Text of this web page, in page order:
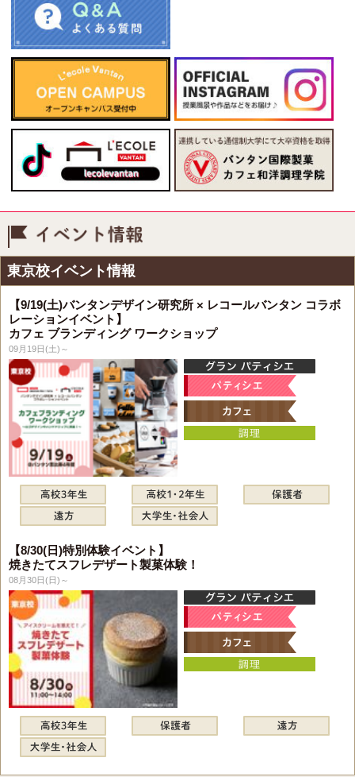
東京校イベント情報
【9/19(土)バンタンデザイン研究所 × レコールバンタン コラボ
レーションイベント】
カフェ ブランディング ワークショップ
09月19日(土)～
【8/30(日)特別体験イベント】
焼きたてスフレデザート製菓体験！
08月30日(日)～